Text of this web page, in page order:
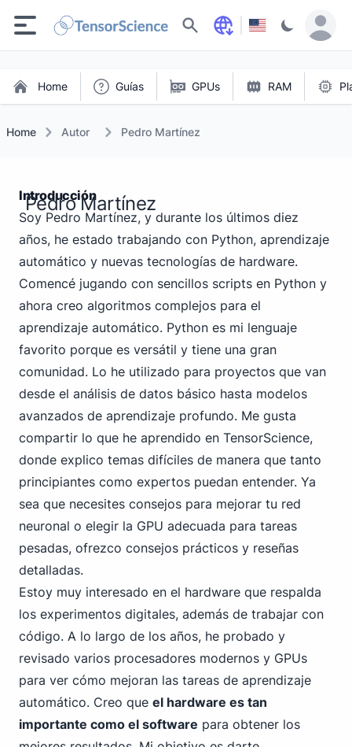
Buscar
Home Guías GPUs RAM
Home Autor Pedro Martínez
Introducción
Pedro Martínez
Soy Pedro Martínez, y durante los últimos diez
años, he estado trabajando con Python, aprendizaje
automático y nuevas tecnologías de hardware.
Comencé jugando con sencillos scripts en Python y
ahora creo algoritmos complejos para el
aprendizaje automático. Python es mi lenguaje
favorito porque es versátil y tiene una gran
comunidad. Lo he utilizado para proyectos que van
desde el análisis de datos básico hasta modelos
avanzados de aprendizaje profundo. Me gusta
compartir lo que he aprendido en TensorScience,
donde explico temas difíciles de manera que tanto
principiantes como expertos puedan entender. Ya
sea que necesites consejos para mejorar tu red
neuronal o elegir la GPU adecuada para tareas
pesadas, ofrezco consejos prácticos y reseñas
detalladas.
Estoy muy interesado en el hardware que respalda
los experimentos digitales, además de trabajar con
código. A lo largo de los años, he probado y
revisado varios procesadores modernos y GPUs
para ver cómo mejoran las tareas de aprendizaje
automático. Creo que el hardware es tan
importante como el software para obtener los